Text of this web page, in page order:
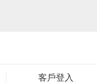
客戶登入